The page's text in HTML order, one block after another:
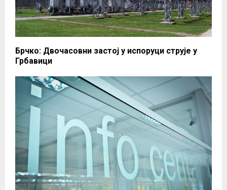
Брчко: Двочасовни застој у испоруци струје у
Грбавици